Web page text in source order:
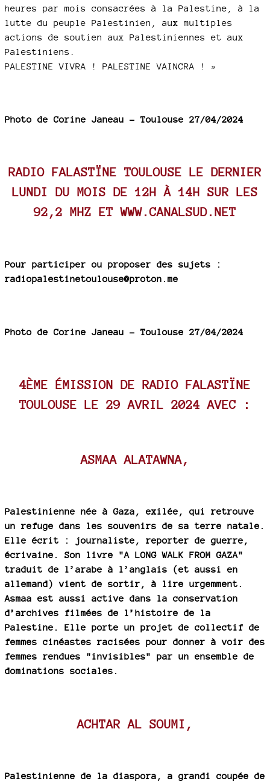
heures par mois consacrées à la Palestine, à la
lutte du peuple Palestinien, aux multiples
actions de soutien aux Palestiniennes et aux
Palestiniens.
PALESTINE VIVRA ! PALESTINE VAINCRA ! »
Photo de Corine Janeau - Toulouse 27/04/2024
RADIO FALASTÏNE TOULOUSE LE DERNIER
LUNDI DU MOIS DE 12H À 14H SUR LES
92,2 MHZ ETWWW.CANALSUD.NET
Pour participer ou proposer des sujets :
radiopalestinetoulouse@proton.me
Photo de Corine Janeau - Toulouse 27/04/2024
4ÈME ÉMISSION DE RADIO FALASTÏNE
TOULOUSE LE 29 AVRIL 2024 AVEC :
ASMAA ALATAWNA,
Palestinienne née à Gaza, exilée, qui retrouve
un refuge dans les souvenirs de sa terre natale.
Elle écrit : journaliste, reporter de guerre,
écrivaine. Son livre "A LONG WALK FROM GAZA"
traduit de l’arabe à l’anglais (et aussi en
allemand) vient de sortir, à lire urgemment.
Asmaa est aussi active dans la conservation
d’archives filmées de l’histoire de la
Palestine. Elle porte un projet de collectif de
femmes cinéastes racisées pour donner à voir des
femmes rendues "invisibles" par un ensemble de
dominations sociales.
ACHTAR AL SOUMI,
Palestinienne de la diaspora, a grandi coupée de